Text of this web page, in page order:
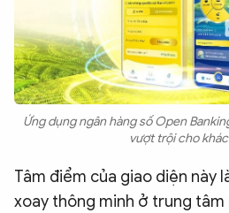
Ứng dụng ngân hàng số Open
vượt trội cho
Tâm điểm của giao diện này
xoay thông minh ở trung tâm